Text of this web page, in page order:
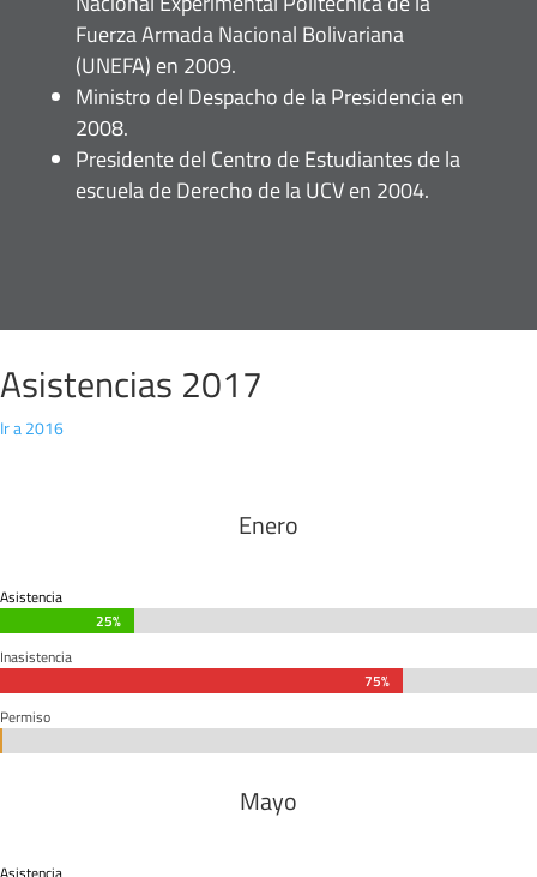
Fuerza Armada Nacional Bolivariana
(UNEFA) en 2009.
Ministro del Despacho de la Presidencia en
2008.
Presidente del Centro de Estudiantes de la
escuela de Derecho de la UCV en 2004.
Asistencias 2017
Ir a 2016
Enero
Asistencia
25%
25%
Inasistencia
75%
75%
Permiso
Mayo